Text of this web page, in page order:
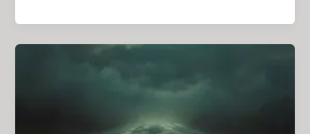
Großartiger
Horror